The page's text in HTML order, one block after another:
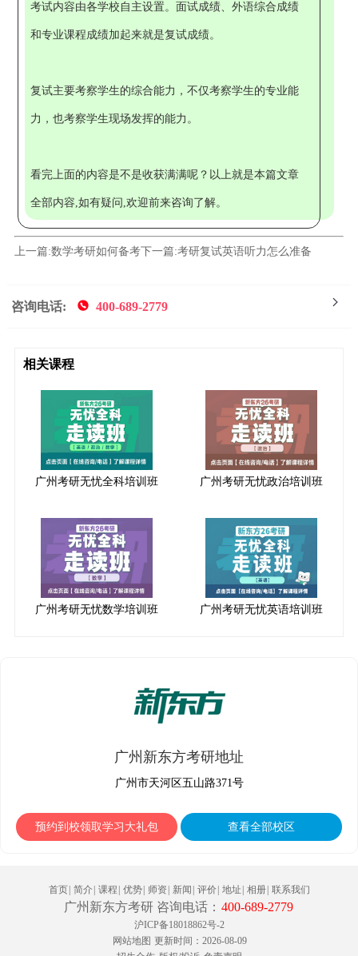
考试内容由各学校自主设置。面试成绩、外语综合成绩
和专业课程成绩加起来就是复试成绩。
复试主要考察学生的综合能力，不仅考察学生的专业能
力，也考察学生现场发挥的能力。
看完上面的内容是不是收获满满呢？以上就是本篇文章
全部内容,如有疑问,欢迎前来咨询了解。
上一篇:数学考研如何备考下一篇:考研复试英语听力怎么准备
咨询电话: 400-689-2779
相关课程
广州考研无忧全科培训班 广州考研无忧政治培训班
广州考研无忧数学培训班 广州考研无忧英语培训班
广州新东方考研地址
广州市天河区五山路371号
预约到校领取学习大礼包 查看全部校区
首页 简介 课程 优势 师资 新闻 评价 地址 相册 联系我们
广州新东方考研 咨询电话： 400-689-2779
沪ICP备18018862号-2
网站地图 更新时间：2026-08-09